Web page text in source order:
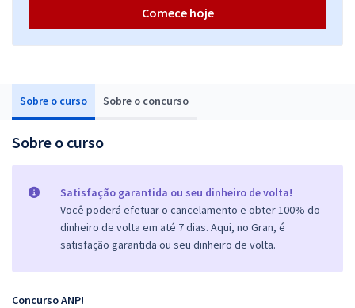
Sobre o curso Sobre o concurso
Sobre o curso
Satisfação garantida ou seu dinheiro de volta!
Você poderá efetuar o cancelamento e obter 100% do
dinheiro de volta em até 7 dias. Aqui, no Gran, é
satisfação garantida ou seu dinheiro de volta.
Concurso ANP!
Comece hoje